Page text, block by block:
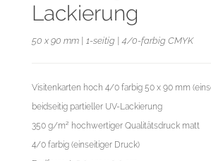
Lackierung
50 x 90 mm | 1-seitig | 4/0-farbig CMYK
Visitenkarten hoch 4/0 farbig 50 x 90 mm
beidseitig partieller UV-Lackierung
350 g/m² hochwertiger Qualitätsdruck matt
4/0 farbig (einseitiger Druck)